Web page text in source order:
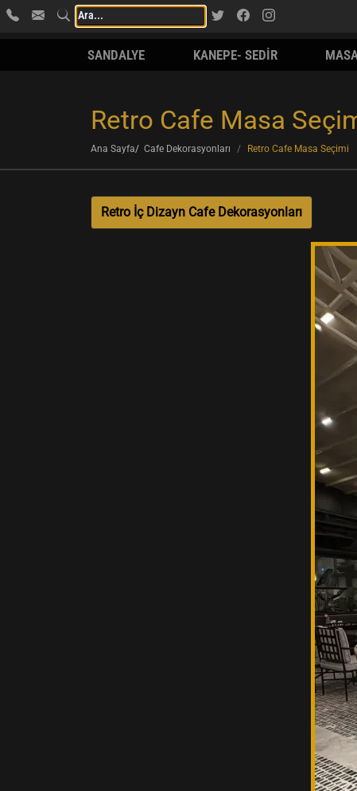
SANDALYE KANEPE- SEDİR
Retro Cafe Masa
Ana Sayfa Cafe Dekorasyonları Retro Cafe Masa Seçimi
Retro İç Dizayn Cafe Dekorasyonları